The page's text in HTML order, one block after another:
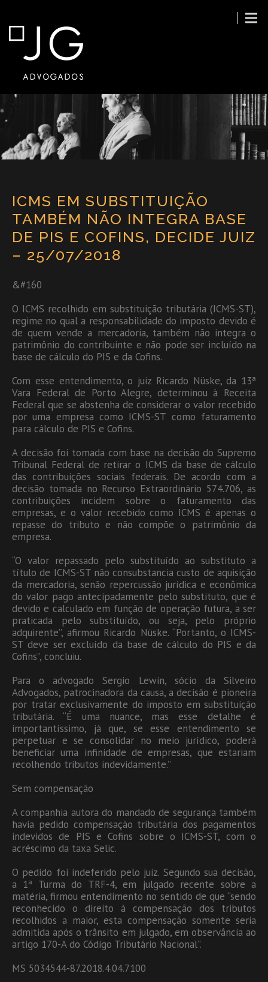
ICMS EM SUBSTITUIÇÃO
TAMBÉM NÃO INTEGRA BASE
DE PIS E COFINS, DECIDE JUIZ
– 25/07/2018
&#160
O ICMS recolhido em substituição tributária (ICMS-ST),
regime no qual a responsabilidade do imposto devido é
de quem vende a mercadoria, também não integra o
patrimônio do contribuinte e não pode ser incluído na
base de cálculo do PIS e da Cofins.
Com esse entendimento, o juiz Ricardo Nüske, da 13ª
Vara Federal de Porto Alegre, determinou à Receita
Federal que se abstenha de considerar o valor recebido
por uma empresa como ICMS-ST como faturamento
para cálculo de PIS e Cofins.
A decisão foi tomada com base na decisão do Supremo
Tribunal Federal de retirar o ICMS da base de cálculo
das contribuições sociais federais. De acordo com a
decisão tomada no Recurso Extraordinário 574.706, as
contribuições incidem sobre o faturamento das
empresas, e o valor recebido como ICMS é apenas o
repasse do tributo e não compõe o patrimônio da
empresa.
“O valor repassado pelo substituído ao substituto a
título de ICMS-ST não consubstancia custo de aquisição
da mercadoria, senão repercussão jurídica e econômica
do valor pago antecipadamente pelo substituto, que é
devido e calculado em função de operação futura, a ser
praticada pelo substituído, ou seja, pelo próprio
adquirente”, afirmou Ricardo Nüske. “Portanto, o ICMS-
ST deve ser excluído da base de cálculo do PIS e da
Cofins”, concluiu.
Para o advogado Sergio Lewin, sócio da Silveiro
Advogados, patrocinadora da causa, a decisão é pioneira
por tratar exclusivamente do imposto em substituição
tributária. “É uma nuance, mas esse detalhe é
importantíssimo, já que, se esse entendimento se
perpetuar e se consolidar no meio jurídico, poderá
beneficiar uma infinidade de empresas, que estariam
recolhendo tributos indevidamente.”
Sem compensação
A companhia autora do mandado de segurança também
havia pedido compensação tributária dos pagamentos
indevidos de PIS e Cofins sobre o ICMS-ST, com o
acréscimo da taxa Selic.
O pedido foi indeferido pelo juiz. Segundo sua decisão,
a 1ª Turma do TRF-4, em julgado recente sobre a
matéria, firmou entendimento no sentido de que “sendo
reconhecido o direito à compensação dos tributos
recolhidos a maior, esta compensação somente seria
admitida após o trânsito em julgado, em observância ao
artigo 170-A do Código Tributário Nacional”.
MS 5034544-87.2018.4.04.7100